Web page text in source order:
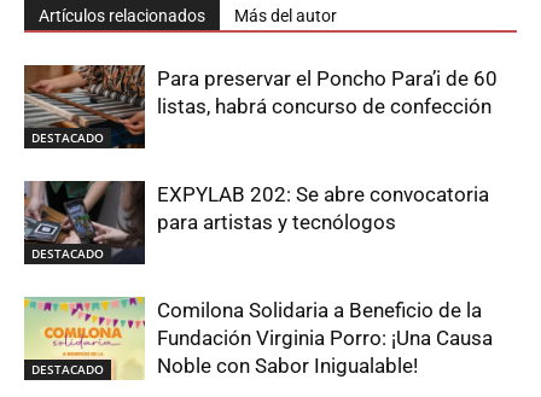
Artículos relacionados Más del autor
DESTACADO
Para preservar el Poncho Para’i de 60
listas, habrá concurso de confección
DESTACADO
EXPYLAB 202: Se abre convocatoria
para artistas y tecnólogos
DESTACADO
Comilona Solidaria a Beneficio de la
Fundación Virginia Porro: ¡Una Causa
Noble con Sabor Inigualable!